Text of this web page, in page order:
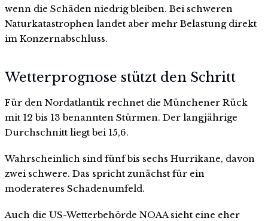
wenn die Schäden niedrig bleiben. Bei schweren
Naturkatastrophen landet aber mehr Belastung direkt
im Konzernabschluss.
Wetterprognose stützt den Schritt
Für den Nordatlantik rechnet die Münchener Rück
mit 12 bis 13 benannten Stürmen. Der langjährige
Durchschnitt liegt bei 15,6.
Wahrscheinlich sind fünf bis sechs Hurrikane, davon
zwei schwere. Das spricht zunächst für ein
moderateres Schadenumfeld.
Auch die US-Wetterbehörde NOAA sieht eine eher